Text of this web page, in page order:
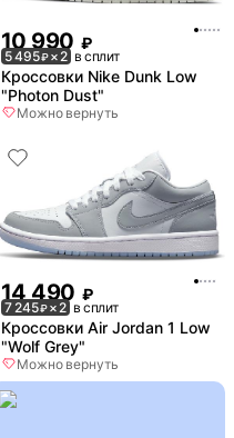
10 990 ₽
5 495₽× 2 в сплит
Кроссовки Nike Dunk Low
"Photon Dust"
Можно вернуть
14 490 ₽
7 245₽× 2 в сплит
Кроссовки Air Jordan 1 Low
"Wolf Grey"
Можно вернуть